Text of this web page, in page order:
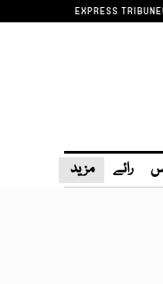
EXPRESS TRIBUNE
رائے مزید